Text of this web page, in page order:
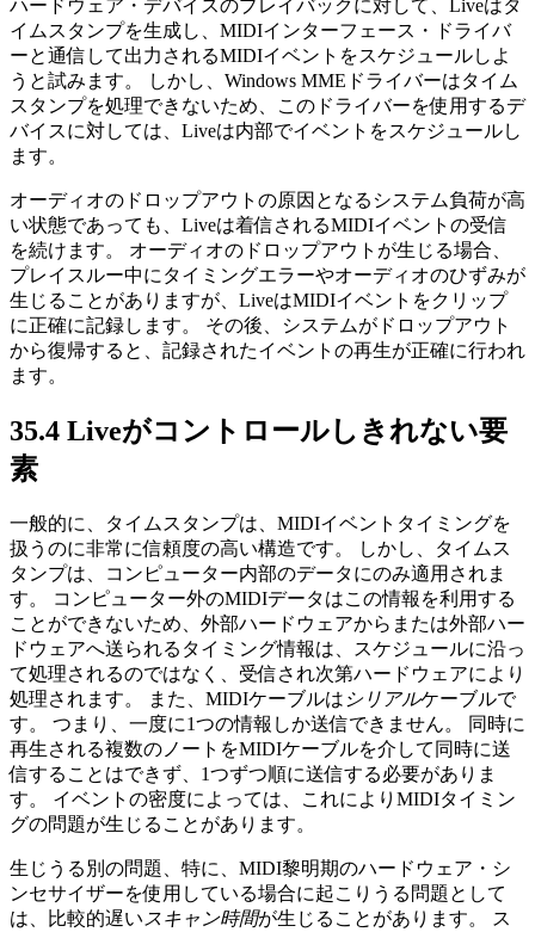
ハードウェア・デバイスのプレイバックに対して、Liveはタ
イムスタンプを生成し、MIDIインターフェース・ドライバ
ーと通信して出力されるMIDIイベントをスケジュールしよ
うと試みます。 しかし、Windows MMEドライバーはタイム
スタンプを処理できないため、このドライバーを使用するデ
バイスに対しては、Liveは内部でイベントをスケジュールし
ます。
オーディオのドロップアウトの原因となるシステム負荷が高
い状態であっても、Liveは着信されるMIDIイベントの受信
を続けます。 オーディオのドロップアウトが生じる場合、
プレイスルー中にタイミングエラーやオーディオのひずみが
生じることがありますが、LiveはMIDIイベントをクリップ
に正確に記録します。 その後、システムがドロップアウト
から復帰すると、記録されたイベントの再生が正確に行われ
ます。
35.4 Liveがコントロールしきれない要
素
一般的に、タイムスタンプは、MIDIイベントタイミングを
扱うのに非常に信頼度の高い構造です。 しかし、タイムス
タンプは、コンピューター内部のデータにのみ適用されま
す。 コンピューター外のMIDIデータはこの情報を利用する
ことができないため、外部ハードウェアからまたは外部ハー
ドウェアへ送られるタイミング情報は、スケジュールに沿っ
て処理されるのではなく、受信され次第ハードウェアにより
処理されます。 また、MIDIケーブルは シリアルケーブルで
す。 つまり、一度に1つの情報しか送信できません。 同時に
再生される複数のノートをMIDIケーブルを介して同時に送
信することはできず、1つずつ順に送信する必要がありま
す。 イベントの密度によっては、これによりMIDIタイミン
グの問題が生じることがあります。
生じうる別の問題、特に、MIDI黎明期のハードウェア・シ
ンセサイザーを使用している場合に起こりうる問題として
は、比較的遅い スキャン時間が生じることがあります。 ス